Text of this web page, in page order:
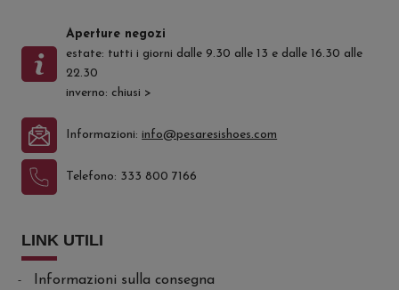
Aperture negozi
estate: tutti i giorni dalle 9.30 alle 13 e dalle 16.30 alle
22.30
inverno: chiusi >
Informazioni:info@pesaresishoes.com
Telefono: 333 800 7166
LINK UTILI
Informazioni sulla consegna